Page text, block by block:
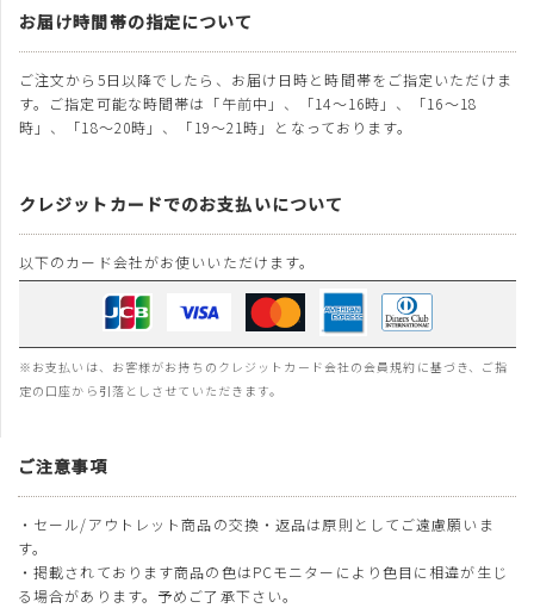
お届け時間帯の指定について
ご注文から5日以降でしたら、お届け日時と時間帯をご指定いただけま
す。ご指定可能な時間帯は「午前中」、「14～16時」、「16～18
時」、「18～20時」、「19～21時」となっております。
クレジットカードでのお支払いについて
以下のカード会社がお使いいただけます。
※お支払いは、お客様がお持ちのクレジットカード会社の会員規約に基づき、ご指
定の口座から引落としさせていただきます。
ご注意事項
・セール/アウトレット商品の交換・返品は原則としてご遠慮願いま
す。
・掲載されております商品の色はPCモニターにより色目に相違が生じ
る場合があります。予めご了承下さい。